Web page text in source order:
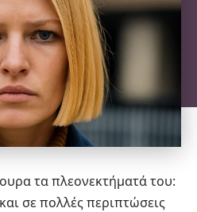
τα πλεονεκτήματά του:
σε πολλές περιπτώσεις